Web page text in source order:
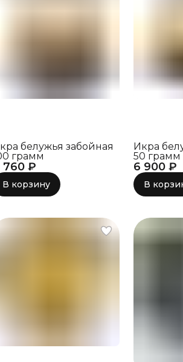
760 ₽
белужья забойная
грамм
В корзину
6 900 ₽
Икра
50 грамм
В